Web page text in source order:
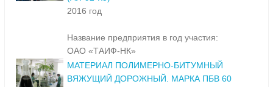
2016 год
Название предприятия в год участия:
ОАО «ТАИФ-НК»
МАТЕРИАЛ ПОЛИМЕРНО-БИТУМНЫЙ
ВЯЖУЩИЙ ДОРОЖНЫЙ. МАРКА ПБВ 60